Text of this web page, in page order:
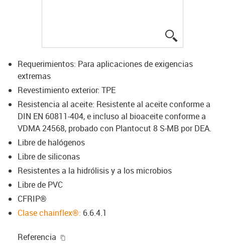
Requerimientos: Para aplicaciones de exigencias
extremas
Revestimiento exterior: TPE
Resistencia al aceite: Resistente al aceite conforme a
DIN EN 60811-404, e incluso al bioaceite conforme a
VDMA 24568, probado con Plantocut 8 S-MB por DEA.
Libre de halógenos
Libre de siliconas
Resistentes a la hidrólisis y a los microbios
Libre de PVC
CFRIP®
Clase chainflex®: 6.6.4.1
Referencia